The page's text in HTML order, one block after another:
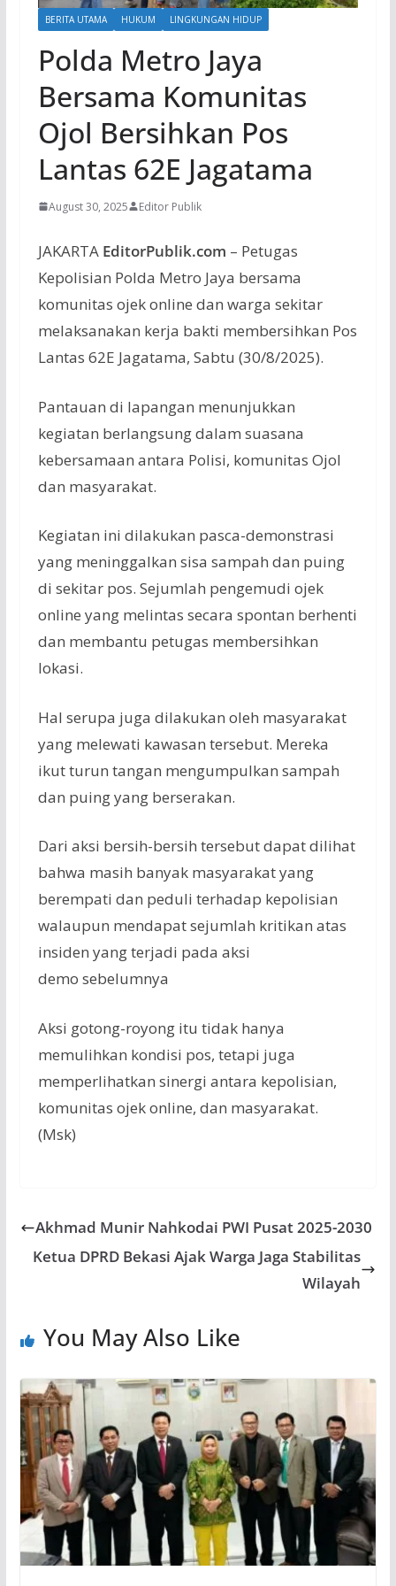
BERITA UTAMA HUKUM LINGKUNGAN HIDUP
Polda Metro Jaya
Bersama Komunitas
Ojol Bersihkan Pos
Lantas 62E Jagatama
August 30, 2025 Editor Publik
JAKARTA EditorPublik.com – Petugas
Kepolisian Polda Metro Jaya bersama
komunitas ojek online dan warga sekitar
melaksanakan kerja bakti membersihkan Pos
Lantas 62E Jagatama, Sabtu (30/8/2025).
Pantauan di lapangan menunjukkan
kegiatan berlangsungdalam suasana
kebersamaan antara Polisi, komunitas Ojol
dan masyarakat.
Kegiatan ini dilakukan pasca-demonstrasi
yang meninggalkan sisa sampah dan puing
di sekitarpos. Sejumlah pengemudi ojek
online yang melintas secara spontan berhenti
dan membantu petugas membersihkan
lokasi.
Hal serupa juga dilakukan oleh masyarakat
yang melewati kawasan tersebut. Mereka
ikutturun tangan mengumpulkan sampah
dan puingyang berserakan.
Dari aksi bersih-bersih tersebut dapat dilihat
bahwa masih banyak masyarakat yang
berempati dan peduli terhadap kepolisian
walaupun mendapat sejumlah kritikan atas
insiden yang terjadi pada aksi
demo sebelumnya
Aksi gotong-royong itu tidak hanya
memulihkan kondisi pos, tetapi juga
memperlihatkan sinergi antara kepolisian,
komunitas ojek online, dan masyarakat.
(Msk)
Akhmad Munir Nahkodai PWI Pusat 2025-2030
Ketua DPRD Bekasi Ajak Warga Jaga Stabilitas
Wilayah
You May Also Like